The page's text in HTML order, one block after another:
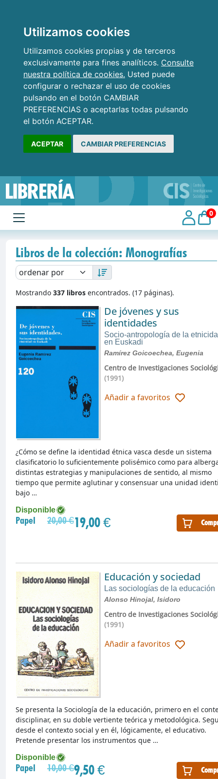
Utilizamos cookies
Utilizamos cookies propias y de terceros
exclusivamente para fines analíticos. Consulte
nuestra política de cookies. Usted puede
configurar o rechazar el uso de cookies
pulsando en el botón CAMBIAR
PREFERENCIAS o aceptarlas todas pulsando
el botón ACEPTAR.
ACEPTAR CAMBIAR PREFERENCIAS
0
Libros de la colección: Monografías
Mostrando 337 libros encontrados. (17 páginas).
De jóvenes y sus
identidades
Socio-antropología de la
en Euskadi
Ramírez Goicoechea, Eugenia
Centro de Investigaciones
(1991)
Añadir a favoritos
Disponible
Papel 20,00 €19,00 €
¿Cómo se define la identidad étnica vasca desde un sistema
clasificatorio lo suficientemente polisémico como para
distintas estrategias y manipulaciones de sentido, al mismo
tiempo que permite aglutinar y consensuar una unidad
bajo …
Educación y sociedad
Las sociologías de la educación
Alonso Hinojal, Isidoro
Centro de Investigaciones
(1991)
Añadir a favoritos
Disponible
Papel 10,00 €9,50 €
Se presenta la Sociología de la educación, primero en el
disciplinar, en su doble vertiente teórica y metodológica.
desde el contexto social y en él, lógicamente, el educativo.
Pretende presentar los instrumentos que …